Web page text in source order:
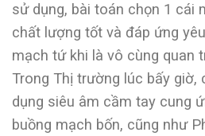
sử dụng, bài toán chọn 1 cái
chất lượng tốt và đáp ứng
mạch tứ khi là vô cùng quan
Trong Thị trường lúc bấy giờ,
dụng siêu âm cầm tay cung
buồng mạch bốn, cũng như